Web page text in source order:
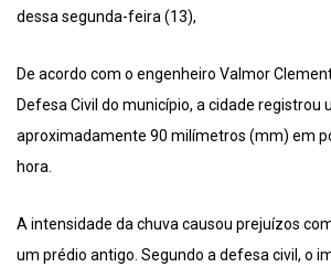
dessa segunda-feira (13),
De acordo com o engenheiro Valmor
Defesa Civil do município, a cidade registrou
aproximadamente 90 milímetros (mm) em
hora.
A intensidade da chuva causou prejuízos
um prédio antigo. Segundo a defesa civil, o